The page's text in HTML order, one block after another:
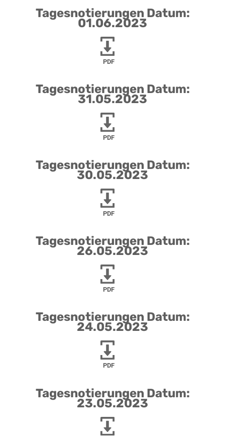
Tagesnotierungen Datum:
01.06.2023
PDF
Tagesnotierungen Datum:
31.05.2023
PDF
Tagesnotierungen Datum:
30.05.2023
PDF
Tagesnotierungen Datum:
26.05.2023
PDF
Tagesnotierungen Datum:
24.05.2023
PDF
Tagesnotierungen Datum:
23.05.2023